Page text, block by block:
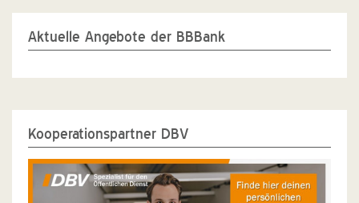
Aktuelle Angebote der BBBank
Kooperationspartner DBV